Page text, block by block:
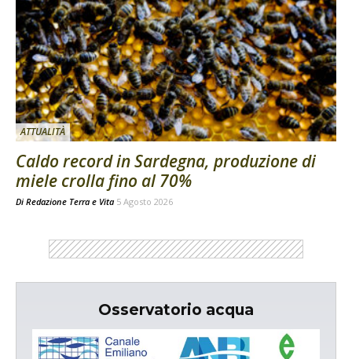
ATTUALITÀ
Caldo record in Sardegna, produzione di
miele crolla fino al 70%
Di Redazione Terra e Vita 5 Agosto 2026
Osservatorio acqua